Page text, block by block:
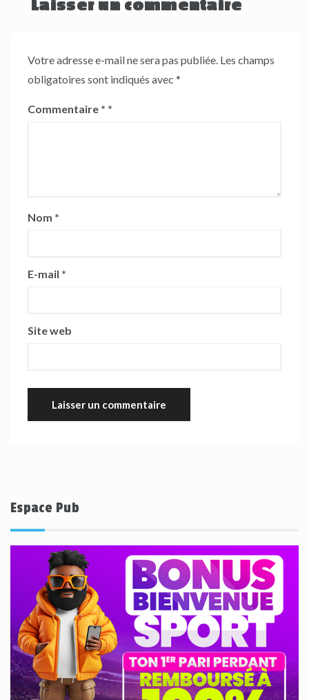
Laisser un commentaire
Votre adresse e-mail ne sera pas publiée. Les champs
obligatoires sont indiqués avec *
Commentaire *
Nom *
E-mail *
Site web
Espace Pub